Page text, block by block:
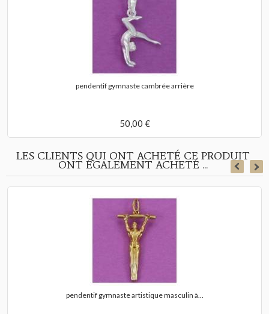
pendentif gymnaste cambrée arrière
50,00 €
LES CLIENTS QUI ONT ACHETÉ CE PRODUIT
ONT ÉGALEMENT ACHETÉ ...
pendentif gymnaste artistique masculin à...